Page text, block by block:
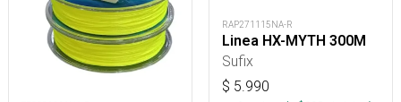
RAP271115NA-R
Linea HX-MYTH 300M
Sufix
$ 5.990